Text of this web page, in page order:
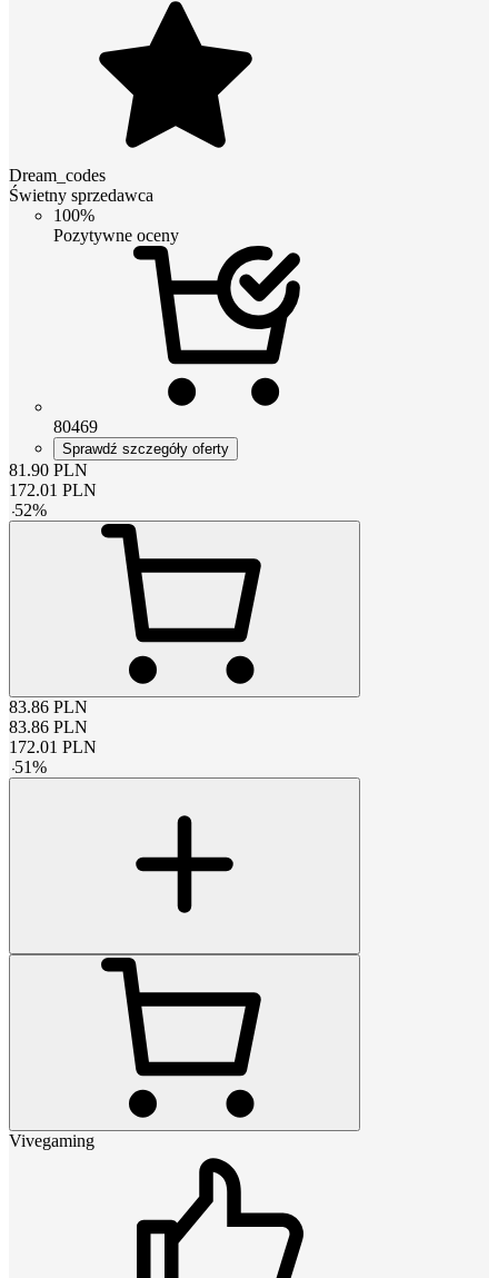
Dream_codes
Świetny sprzedawca
100%
Pozytywne oceny
80469
Sprawdź szczegóły oferty
81.90 PLN
172.01 PLN
-52%
83.86 PLN
83.86 PLN
172.01 PLN
-51%
Vivegaming